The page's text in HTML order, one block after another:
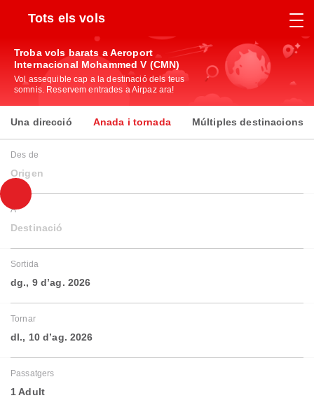
Tots els vols
Troba vols barats a Aeroport
Internacional Mohammed V (CMN)
Vol assequible cap a la destinació dels teus
somnis. Reservem entrades a Airpaz ara!
Una direcció Anada i tornada Múltiples destinacions
Des de
Origen
A
Destinació
Sortida
dg., 9 d’ag. 2026
Tornar
dl., 10 d’ag. 2026
Passatgers
1 Adult